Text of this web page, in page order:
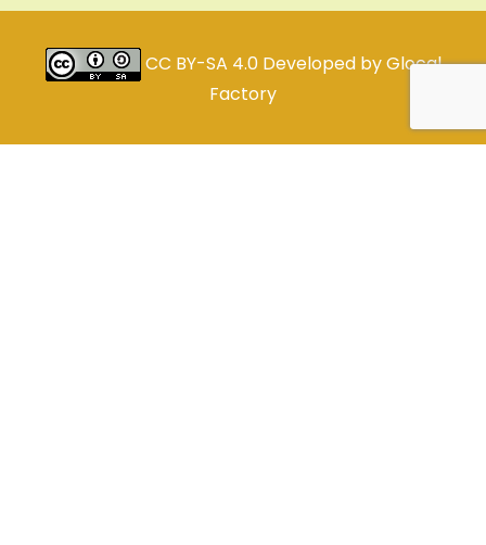
CC BY-SA 4.0 Developed byGlocal
Factory